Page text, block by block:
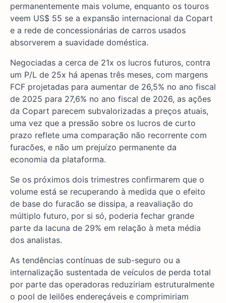
permanentemente mais volume, enquanto os touros
veem US$ 55 se a expansão internacional da Copart
e a rede de concessionárias de carros usados
absorverem a suavidade doméstica.
Negociadas a cerca de 21x os lucros futuros, contra
um P/L de 25x há apenas três meses, com margens
FCF projetadas para aumentar de 26,5% no ano fiscal
de 2025 para 27,6% no ano fiscal de 2026, as ações
da Copart parecem subvalorizadas a preços atuais,
uma vez que a pressão sobre os lucros de curto
prazo reflete uma comparação não recorrente com
furacões, e não um prejuízo permanente da
economia da plataforma.
Se os próximos dois trimestres confirmarem que o
volume está se recuperando à medida que o efeito
de base do furacão se dissipa, a reavaliação do
múltiplo futuro, por si só, poderia fechar grande
parte da lacuna de 29% em relação à meta média
dos analistas.
As tendências contínuas de sub-seguro ou a
internalização sustentada de veículos de perda total
por parte das operadoras reduziriam estruturalmente
o pool de leilões endereçáveis e comprimiriam